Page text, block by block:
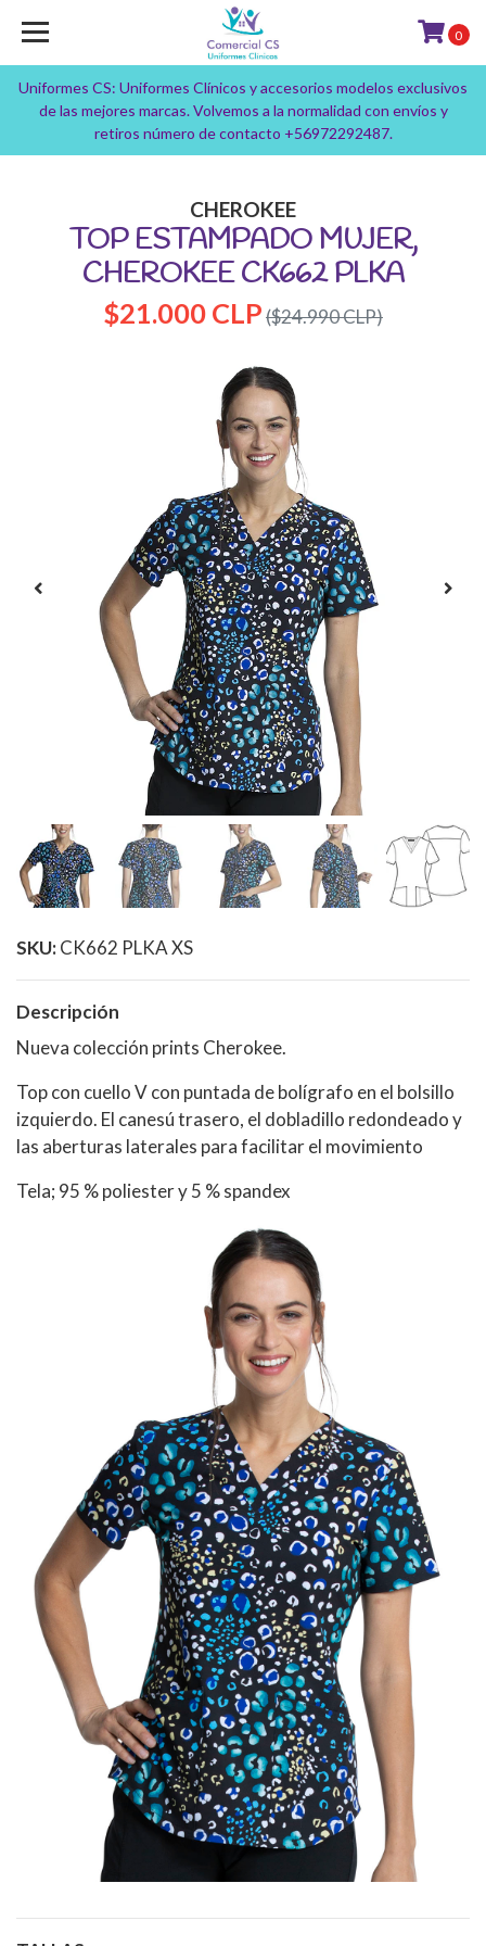
Uniformes CS: Uniformes Clínicos y accesorios modelos exclusivos
de las mejores marcas. Volvemos a la normalidad con envíos y
retiros número de contacto +56972292487.
0
CHEROKEE
TOP ESTAMPADO MUJER,
CHEROKEE CK662 PLKA
$21.000 CLP($24.990 CLP)
SKU:CK662 PLKA XS
Descripción
Nueva colección prints Cherokee.
Top con cuello V con puntada de bolígrafo en el bolsillo
izquierdo. El canesú trasero, el dobladillo redondeado y
las aberturas laterales para facilitar el movimiento
Tela; 95 % poliester y 5 % spandex